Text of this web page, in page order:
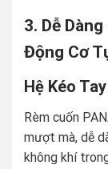
3. Dễ
Động Cơ
Hệ Kéo
Rèm cuốn
mượt mà, dễ
không khí